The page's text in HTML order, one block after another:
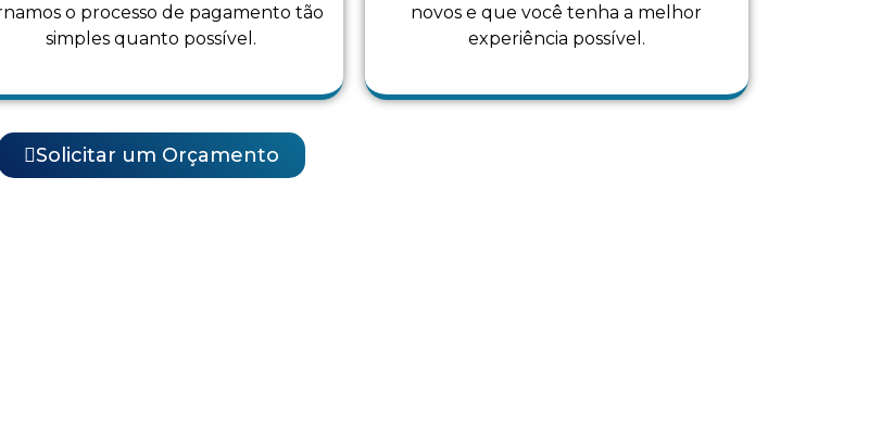
o processo de pagamento tão
simples quanto possível.
novos e que você tenha a melhor
experiência possível.
Solicitar um Orçamento